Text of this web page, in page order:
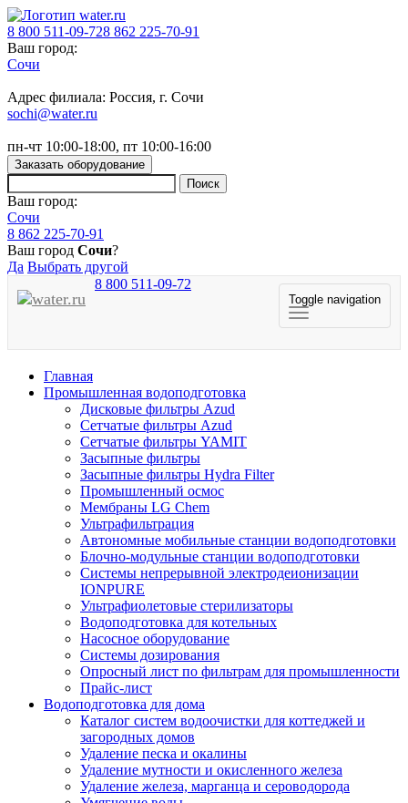
8 800 511-09-728 862 225-70-91
Ваш город:
Сочи
Адрес филиала: Россия, г. Сочи
sochi@water.ru
пн-чт 10:00-18:00, пт 10:00-16:00
Заказать оборудование
Ваш город:
Сочи
8 862 225-70-91
Ваш город Сочи?
Да Выбрать другой
Toggle navigation
8 800 511-09-72
Главная
Промышленная водоподготовка
Дисковые фильтры Azud
Сетчатые фильтры Azud
Сетчатые фильтры YAMIT
Засыпные фильтры
Засыпные фильтры Hydra Filter
Промышленный осмос
Мембраны LG Chem
Ультрафильтрация
Автономные мобильные станции водоподготовки
Блочно-модульные станции водоподготовки
Системы непрерывной электродеионизации
IONPURE
Ультрафиолетовые стерилизаторы
Водоподготовка для котельных
Насосное оборудование
Системы дозирования
Опросный лист по фильтрам для промышленности
Прайс-лист
Водоподготовка для дома
Каталог систем водоочистки для коттеджей и
загородных домов
Удаление песка и окалины
Удаление мутности и окисленного железа
Удаление железа, марганца и сероводорода